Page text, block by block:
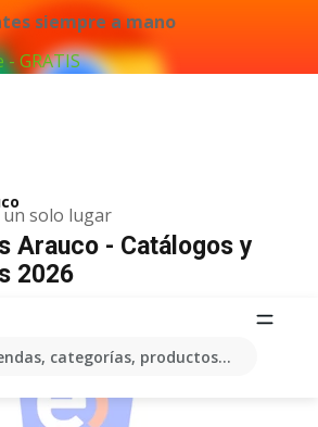
siempre a mano
GRATIS
solo lugar
categorías, productos...
Arauco - Catálogos y
2026